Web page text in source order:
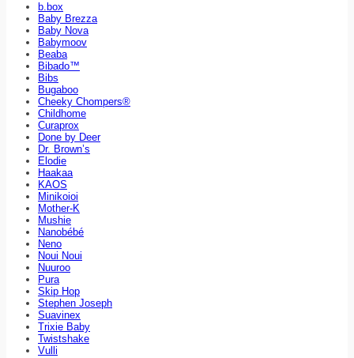
b.box
Baby Brezza
Baby Nova
Babymoov
Beaba
Bibado™
Bibs
Bugaboo
Cheeky Chompers®
Childhome
Curaprox
Done by Deer
Dr. Brown’s
Elodie
Haakaa
KAOS
Minikoioi
Mother-K
Mushie
Nanobébé
Neno
Noui Noui
Nuuroo
Pura
Skip Hop
Stephen Joseph
Suavinex
Trixie Baby
Twistshake
Vulli